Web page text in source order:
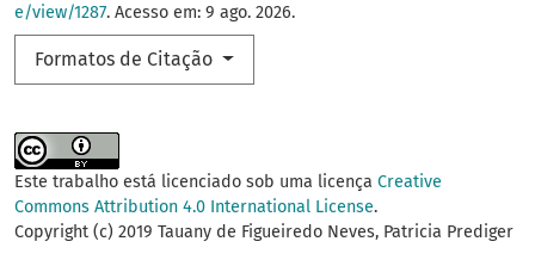
e/view/1287. Acesso em: 9 ago. 2026.
Formatos de Citação
Este trabalho está licenciado sob uma licença Creative
Commons Attribution 4.0 International License.
Copyright (c) 2019 Tauany de Figueiredo Neves, Patricia Prediger